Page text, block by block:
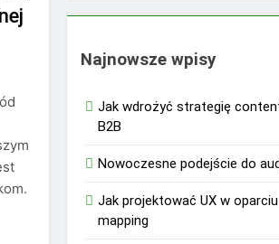
Najnowsze wpisy
Jak wdrożyć strategię
B2B
Nowoczesne podejście do
Jak projektować UX w
mapping